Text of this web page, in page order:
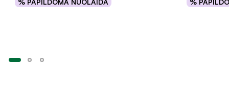
% PAPILDOMA NUOLAIDA
Į krepšelį
%